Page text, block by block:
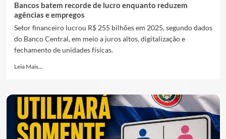
Bancos batem recorde de lucro enquanto reduzem
agências e empregos
Setor financeiro lucrou R$ 255 bilhões em 2025, segundo dados
do Banco Central, em meio a juros altos, digitalização e
fechamento de unidades físicas.
Leia Mais...